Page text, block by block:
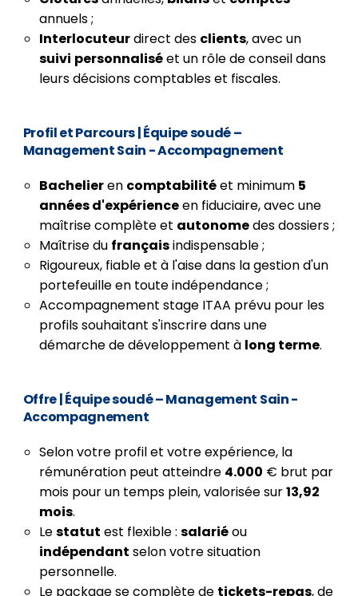
annuels ;
Interlocuteurdirect des clients, avec un
suivi personnaliséet un rôle de conseil dans
leurs décisions comptables et fiscales.
Profil et Parcours| Équipe soudé –
Management Sain - Accompagnement
Bachelieren comptabilitéet minimum 5
années d'expérienceen fiduciaire, avec une
maîtrise complète et autonomedes dossiers ;
Maîtrise du françaisindispensable ;
Rigoureux, fiable et à l'aise dans la gestion d'un
portefeuille en toute indépendance ;
Accompagnement stage ITAA prévu pour les
profils souhaitant s'inscrire dans une
démarche de développement à long terme.
Offre| Équipe soudé – Management Sain -
Accompagnement
Selon votre profil et votre expérience, la
rémunération peut atteindre 4.000 € brut par
mois pour un temps plein, valorisée sur13,92
mois.
Lestatut est flexible : salariéou
indépendant selon votre situation
personnelle.
Le package se complète de tickets-repas, de